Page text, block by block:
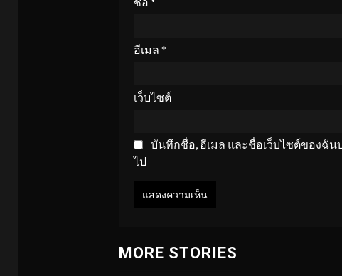
อีเมล *
เว็บไซต์
บันทึกชื่อ, อีเมล และชื่อเว็บไซต์ของฉัน
ไป
MORE STORIES